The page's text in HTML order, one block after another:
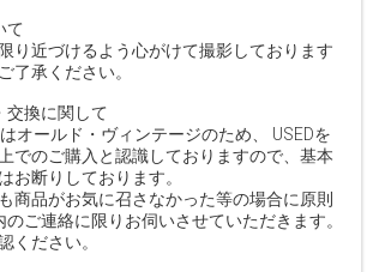
て
り近づけるよう心がけて撮影しております
了承ください。
交換に関して
オールド・ヴィンテージのため、 USEDを
でのご購入と認識しておりますので、基本
お断りしております。
商品がお気に召さなかった等の場合に原則
ご連絡に限りお伺いさせていただきます。
ください。